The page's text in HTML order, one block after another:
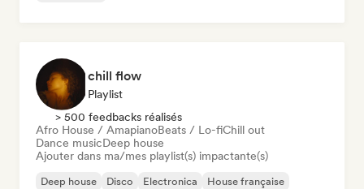
chill flow
Playlist
> 500 feedbacks réalisés
Afro House / AmapianoBeats / Lo-fiChill out
Dance musicDeep house
Ajouter dans ma/mes playlist(s) impactante(s)
Deep house Disco Electronica
House française